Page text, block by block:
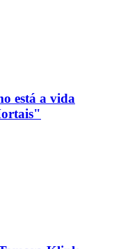
está a vida